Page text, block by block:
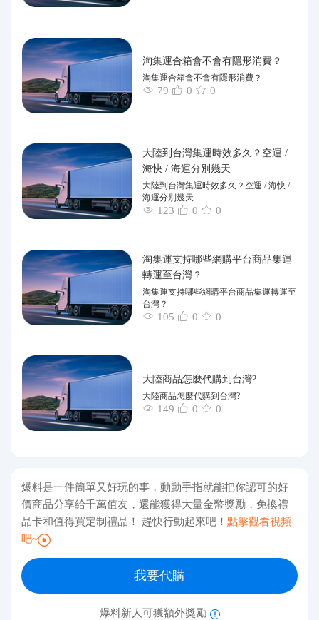
淘集運合箱會不會有隱形消費？
淘集運合箱會不會有隱形消費？
79 0 0
大陸到台灣集運時效多久？空運 /
海快 / 海運分別幾天
大陸到台灣集運時效多久？空運 / 海快 /
海運分別幾天
123 0 0
淘集運支持哪些網購平台商品集運
轉運至台灣？
淘集運支持哪些網購平台商品集運轉運至
台灣？
105 0 0
大陸商品怎麼代購到台灣?
大陸商品怎麼代購到台灣?
149 0 0
爆料是一件簡單又好玩的事，動動手指就能把你認可的好
價商品分享給千萬值友，還能獲得大量金幣獎勵，免換禮
品卡和值得買定制禮品！ 趕快行動起來吧！ 點擊觀看視頻
吧~
我要代購
爆料新人可獲額外獎勵